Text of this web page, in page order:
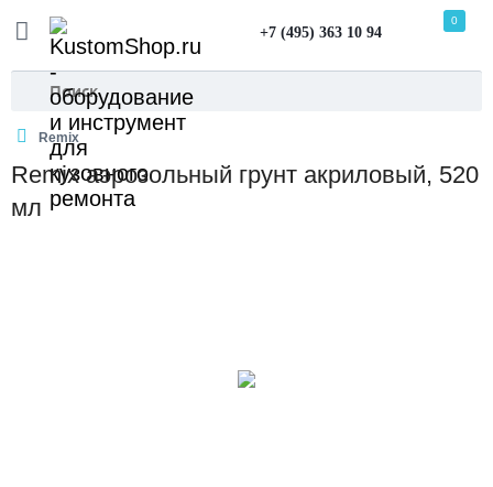
+7 (495) 363 10 94
0
Remix
Remix аэрозольный грунт акриловый, 520
мл